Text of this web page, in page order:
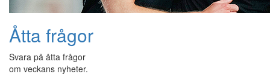
Åtta frågor
Svara på åtta frågor
om veckans nyheter.